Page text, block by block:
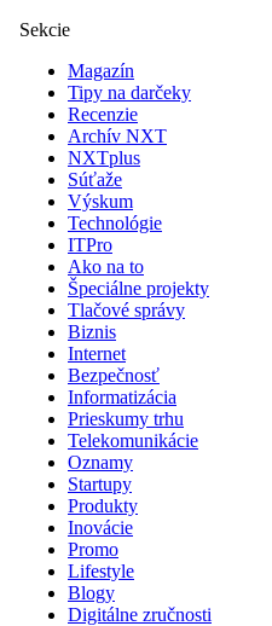
Sekcie
Magazín
Tipy na darčeky
Recenzie
Archív NXT
NXTplus
Súťaže
Výskum
Technológie
ITPro
Ako na to
Špeciálne projekty
Tlačové správy
Biznis
Internet
Bezpečnosť
Informatizácia
Prieskumy trhu
Telekomunikácie
Oznamy
Startupy
Produkty
Inovácie
Promo
Lifestyle
Blogy
Digitálne zručnosti